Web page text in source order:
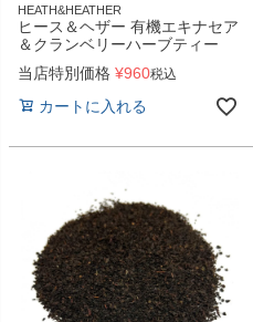
HEATH&HEATHER
ヒース＆ヘザー 有機エキナセア
＆クランベリーハーブティー
当店特別価格 ¥960税込
カートに入れる